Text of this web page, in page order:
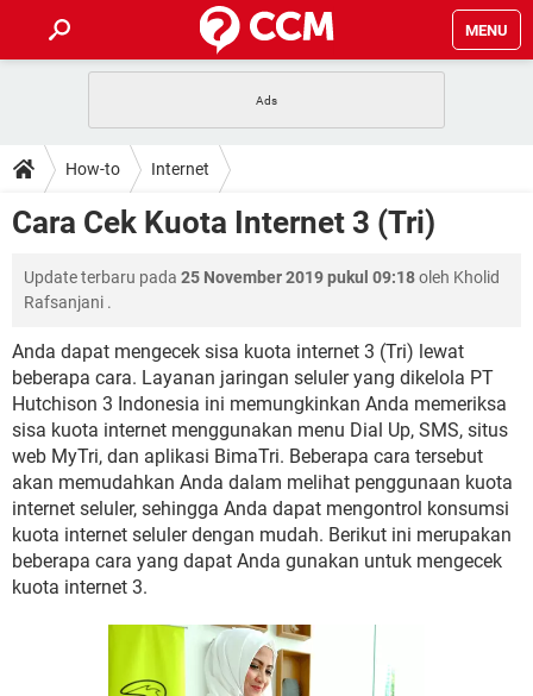
MENU
APLIKASI NONTON FILM & SERI
BUAT AKUN TIKTOK APLIKASI VIDEO-CALL
HOW-TO
SAFE MODE ANDROID
KODE RAHASIA NETFLIX
DOWNLOAD
TEWAS HOLDEM UNTUK IPHONE
FORUM
Reset Akun Facebook yang di-Hack
Front Office dan Back Office OOP - Data Enkapsulasi
Jenis-jenis Network atau Jaringan
How-to Internet
Cara Cek Kuota Internet 3 (Tri)
Update terbaru pada 25 November 2019 pukul 09:18oleh Kholid
Rafsanjani .
Anda dapat mengecek sisa kuota internet 3 (Tri) lewat
beberapa cara. Layanan jaringan seluler yang dikelola PT
Hutchison 3 Indonesia ini memungkinkan Anda memeriksa
sisa kuota internet menggunakan menu Dial Up, SMS, situs
web MyTri, dan aplikasi BimaTri. Beberapa cara tersebut
akan memudahkan Anda dalam melihat penggunaan kuota
internet seluler, sehingga Anda dapat mengontrol konsumsi
kuota internet seluler dengan mudah. Berikut ini merupakan
beberapa cara yang dapat Anda gunakan untuk mengecek
kuota internet 3.